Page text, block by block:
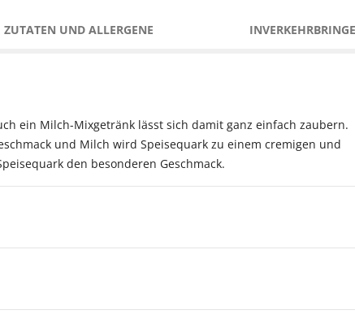
ZUTATEN UND ALLERGENE
ein Milch-Mixgetränk lässt sich damit ganz einfach zaubern.
und Milch wird Speisequark zu einem cremigen und
den besonderen Geschmack.